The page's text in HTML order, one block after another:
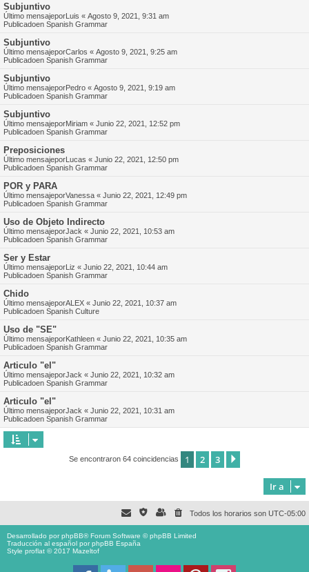
Subjuntivo
Último mensajeporLuis « Agosto 9, 2021, 9:31 am
Publicadoen Spanish Grammar
Subjuntivo
Último mensajeporCarlos « Agosto 9, 2021, 9:25 am
Publicadoen Spanish Grammar
Subjuntivo
Último mensajeporPedro « Agosto 9, 2021, 9:19 am
Publicadoen Spanish Grammar
Subjuntivo
Último mensajeporMiriam « Junio 22, 2021, 12:52 pm
Publicadoen Spanish Grammar
Preposiciones
Último mensajeporLucas « Junio 22, 2021, 12:50 pm
Publicadoen Spanish Grammar
POR y PARA
Último mensajeporVanessa « Junio 22, 2021, 12:49 pm
Publicadoen Spanish Grammar
Uso de Objeto Indirecto
Último mensajeporJack « Junio 22, 2021, 10:53 am
Publicadoen Spanish Grammar
Ser y Estar
Último mensajeporLiz « Junio 22, 2021, 10:44 am
Publicadoen Spanish Grammar
Chido
Último mensajeporALEX « Junio 22, 2021, 10:37 am
Publicadoen Spanish Culture
Uso de "SE"
Último mensajeporKathleen « Junio 22, 2021, 10:35 am
Publicadoen Spanish Grammar
Articulo "el"
Último mensajeporJack « Junio 22, 2021, 10:32 am
Publicadoen Spanish Grammar
Articulo "el"
Último mensajeporJack « Junio 22, 2021, 10:31 am
Publicadoen Spanish Grammar
Se encontraron 64 coincidencias 1 2 3
Ir a
Todos los horarios son UTC-05:00
Desarrollado porphpBB® Forum Software © phpBB Limited
Traducción al español porphpBB España
Style proflat © 2017 Mazeltof